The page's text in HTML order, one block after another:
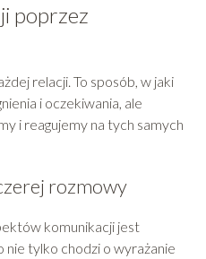
poprzez
relacji. To sposób, w jaki
i oczekiwania, ale
i reagujemy na tych samych
rozmowy
komunikacji jest
nie tylko chodzi o wyrażanie